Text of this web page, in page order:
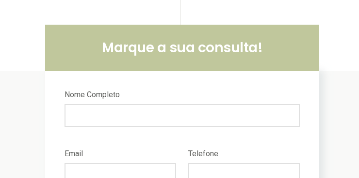
Marque a sua consulta!
Nome Completo
Email Telefone